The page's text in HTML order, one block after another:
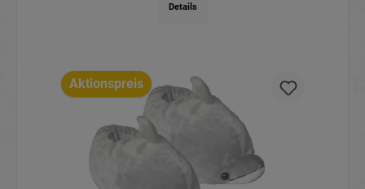
Details
Aktionspreis